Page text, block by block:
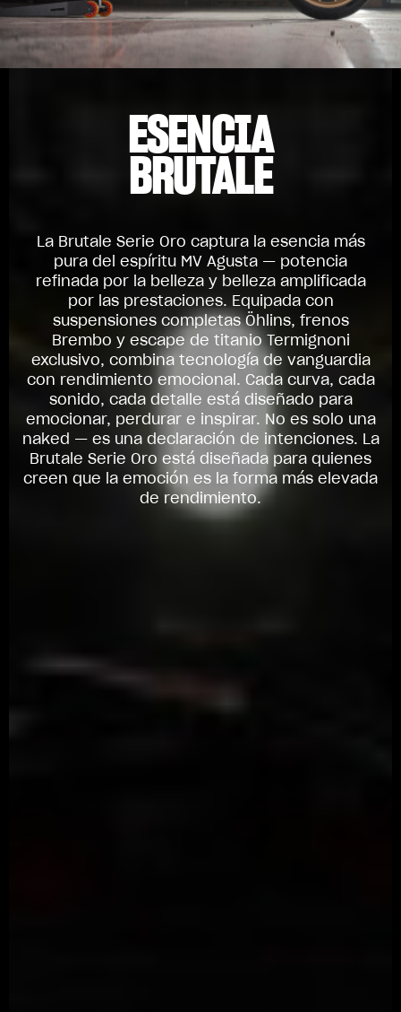
ESENCIA
BRUTALE
La Brutale Serie Oro captura la esencia más
pura del espíritu MV Agusta — potencia
refinada por la belleza y belleza amplificada
por las prestaciones. Equipada con
suspensiones completas Öhlins, frenos
Brembo y escape de titanio Termignoni
exclusivo, combina tecnología de vanguardia
con rendimiento emocional. Cada curva, cada
sonido, cada detalle está diseñado para
emocionar, perdurar e inspirar. No es solo una
naked — es una declaración de intenciones. La
Brutale Serie Oro está diseñada para quienes
creen que la emoción es la forma más elevada
de rendimiento.